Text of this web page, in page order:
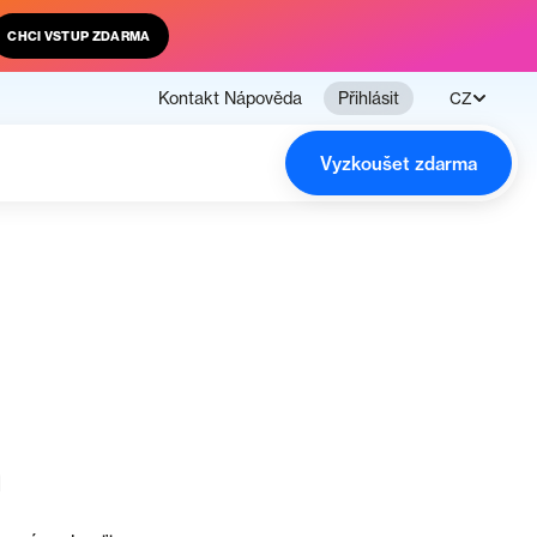
CHCI VSTUP ZDARMA
Kontakt Nápověda Přihlásit CZ
Vyzkoušet zdarma